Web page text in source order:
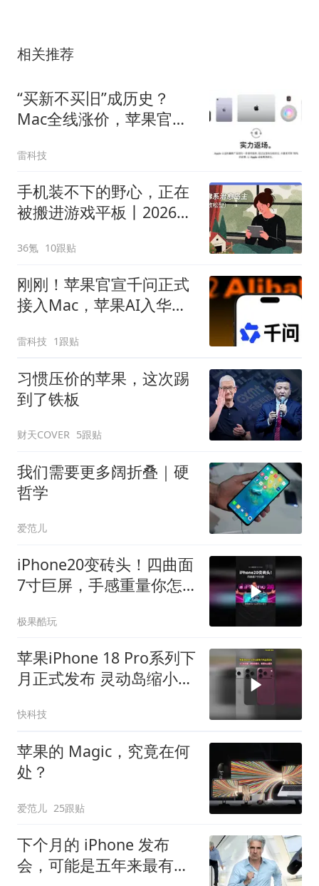
相关推荐
“买新不买旧”成历史？
Mac全线涨价，苹果官翻
雷科技
手机装不下的野心，正在
被搬进游戏平板丨2026游
36氪 10跟贴
刚刚！苹果官宣千问正式
接入Mac，苹果AI入华迈
雷科技 1跟贴
习惯压价的苹果，这次踢
到了铁板
财天COVER 5跟贴
我们需要更多阔折叠｜硬
哲学
爱范儿
iPhone20变砖头！四曲面
7寸巨屏，手感重量你怎
极果酷玩
苹果iPhone 18 Pro系列下
月正式发布 灵动岛缩小、
快科技
苹果的 Magic，究竟在何
处？
爱范儿 25跟贴
下个月的 iPhone 发布
会，可能是五年来最有